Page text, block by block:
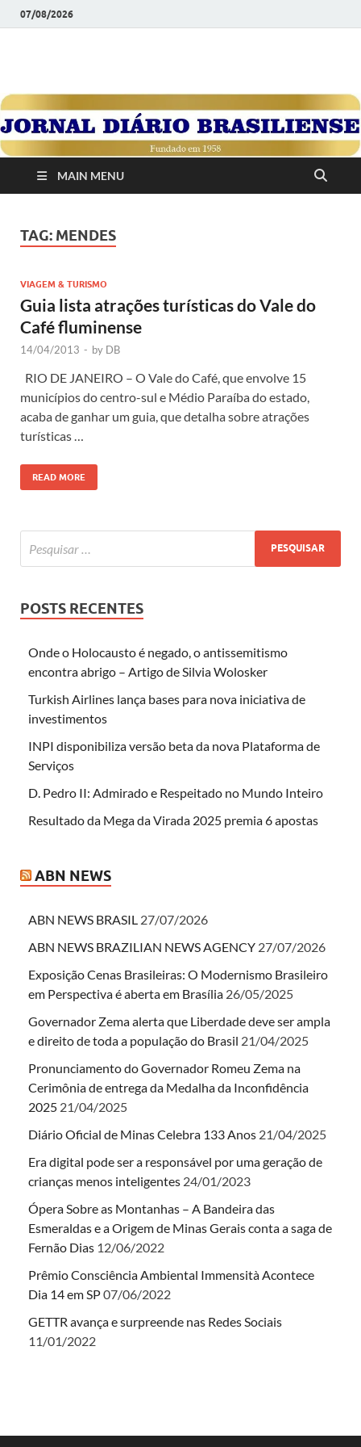
07/08/2026
JORNAL DIÁRIO
BRASILIENSE
1958
MAIN MENU
TAG: MENDES
VIAGEM & TURISMO
Guia lista atrações turísticas do Vale do
Café fluminense
14/04/2013 - by DB
RIO DE JANEIRO – O Vale do Café, que envolve 15
municípios do centro-sul e Médio Paraíba do estado,
acaba de ganhar um guia, que detalha sobre atrações
turísticas …
READ MORE
POSTS RECENTES
Onde o Holocausto é negado, o antissemitismo
encontra abrigo – Artigo de Silvia Wolosker
Turkish Airlines lança bases para nova iniciativa de
investimentos
INPI disponibiliza versão beta da nova Plataforma de
Serviços
D. Pedro II: Admirado e Respeitado no Mundo Inteiro
Resultado da Mega da Virada 2025 premia 6 apostas
ABN NEWS
ABN NEWS BRASIL 27/07/2026
ABN NEWS BRAZILIAN NEWS AGENCY 27/07/2026
Exposição Cenas Brasileiras: O Modernismo Brasileiro
em Perspectiva é aberta em Brasília 26/05/2025
Governador Zema alerta que Liberdade deve ser ampla
e direito de toda a população do Brasil 21/04/2025
Pronunciamento do Governador Romeu Zema na
Cerimônia de entrega da Medalha da Inconfidência
2025 21/04/2025
Diário Oficial de Minas Celebra 133 Anos 21/04/2025
Era digital pode ser a responsável por uma geração de
crianças menos inteligentes 24/01/2023
Ópera Sobre as Montanhas – A Bandeira das
Esmeraldas e a Origem de Minas Gerais conta a saga de
Fernão Dias 12/06/2022
Prêmio Consciência Ambiental Immensità Acontece
Dia 14 em SP07/06/2022
GETTR avança e surpreende nas Redes Sociais
11/01/2022